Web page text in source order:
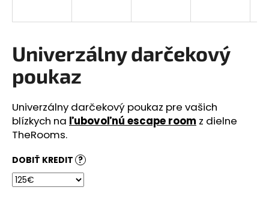
Univerzálny darčekový
poukaz
Univerzálny darčekový poukaz pre vašich
blízkych na ľubovoľnú escape room z dielne
TheRooms.
DOBIŤ KREDIT ?
s
ť
?